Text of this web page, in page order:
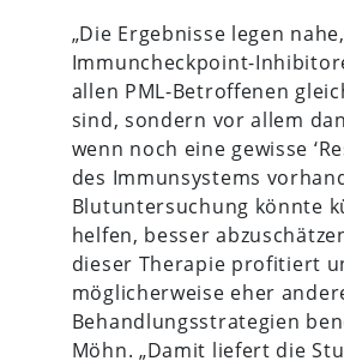
„Die Ergebnisse legen
Immuncheckpoint-
allen PML-Betroffenen
sind, sondern vor allem
wenn noch eine gewisse
des Immunsystems
Blutuntersuchung könnte
helfen, besser
dieser Therapie profitiert
möglicherweise eher
Behandlungsstrategien
Möhn. „Damit liefert die